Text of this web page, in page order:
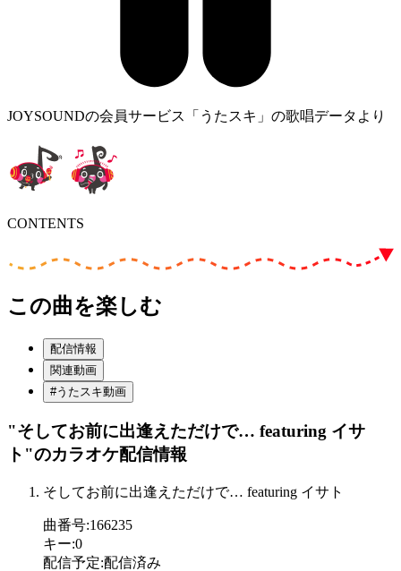
JOYSOUNDの会員サービス「うたスキ」の歌唱データより
CONTENTS
この曲を楽しむ
配信情報
関連動画
#うたスキ動画
"そしてお前に出逢えただけで… featuring イサ
ト"のカラオケ配信情報
そしてお前に出逢えただけで… featuring イサト
曲番号:166235
キー:0
配信予定:配信済み